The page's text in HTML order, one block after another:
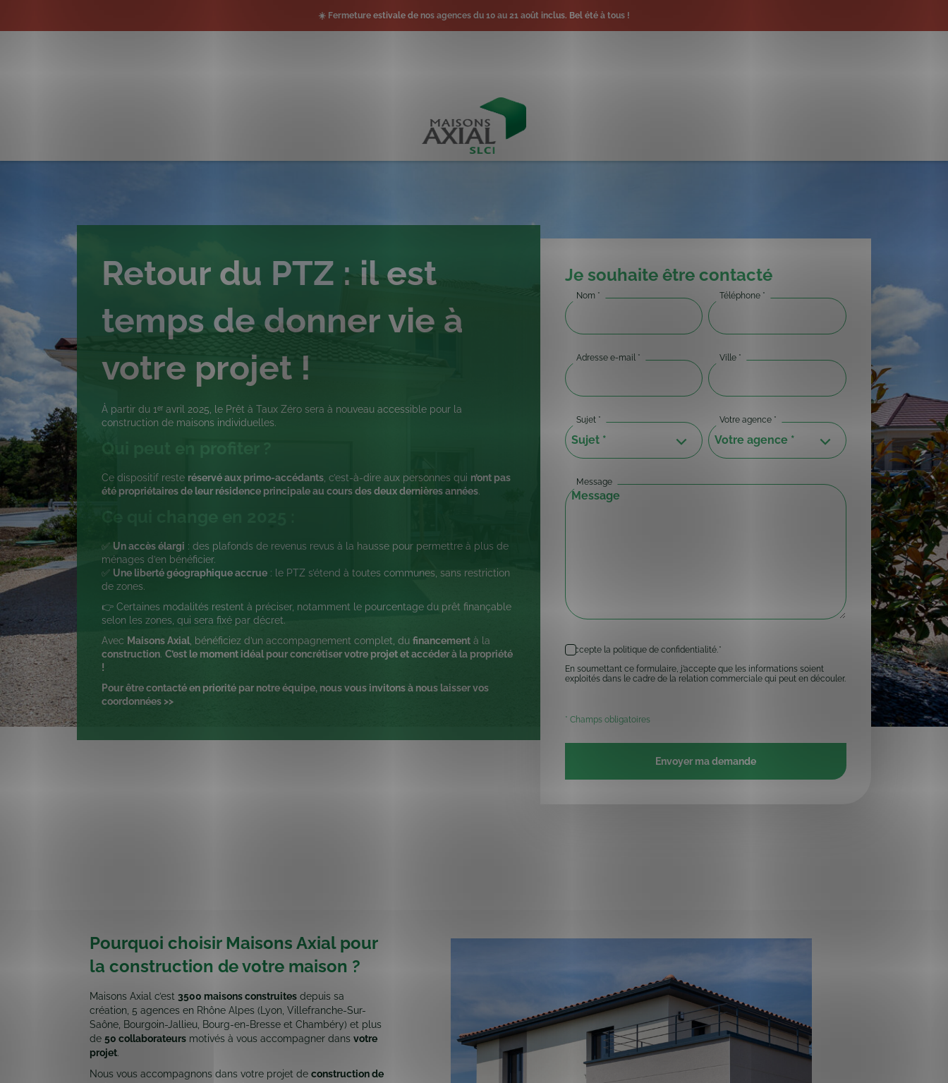
☀️ Fermeture estivale de nos agences du 10 au 21 août inclus. Bel été à tous !
Retour du PTZ : il est
temps de donner vie à
votre projet !
À partir du 1ᵉʳ avril 2025, le Prêt à Taux Zéro sera à nouveau accessible pour la
construction de maisons individuelles.
Qui peut en profiter ?
Ce dispositif reste réservé aux primo-accédants , c’est-à-dire aux personnes qui n’ont pas
été propriétaires de leur résidence principale au cours des deux dernières années
Ce qui change en 2025 :
✅ Un accès élargi : des plafonds de revenus revus à la hausse pour permettre à plus de
ménages d’en bénéficier.
✅ Une liberté géographique accrue : le PTZ s’étend à toutes communes, sans restriction
de zones.
👉 Certaines modalités restent à préciser, notamment le pourcentage du prêt finançable
selon les zones, qui sera fixé par décret.
Avec Maisons Axial, bénéficiez d’un accompagnement complet, du financement à la
construction. C’est le moment idéal pour concrétiser votre projet et accéder à la propriété
!
Pour être contacté en priorité par notre équipe, nous vous invitons à nous laisser vos
coordonnées >>
Je souhaite être contacté
Nom * Téléphone *
Adresse e-mail * Ville *
Sujet * Votre agence *
Message
soumettant
ce
formulaire,
informations
exploités
cadre
J’accepte la politique de confidentialité.*
En soumettant ce formulaire, j’accepte que les informations soient
exploités dans le cadre de la relation commerciale qui peut en découler.
* Champs obligatoires
Pourquoi choisir Maisons Axial pour
la construction de votre maison ?
Maisons Axial c’est 3500 maisons construites depuis sa
création, 5 agences en Rhône Alpes (Lyon, Villefranche-Sur-
Saône, Bourgoin-Jallieu, Bourg-en-Bresse et Chambéry) et plus
de 50 collaborateurs motivés à vous accompagner dans votre
projet.
Nous vous accompagnons dans votre projet de construction de